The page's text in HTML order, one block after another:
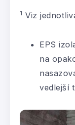
1 Viz
EPS
na
vedlejší